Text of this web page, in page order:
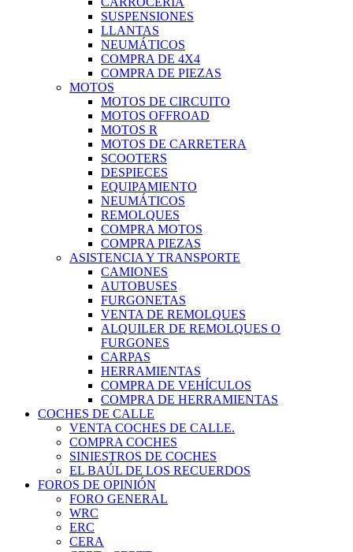
SUSPENSIONES
LLANTAS
NEUMÁTICOS
COMPRA DE 4X4
COMPRA DE PIEZAS
MOTOS
MOTOS DE CIRCUITO
MOTOS OFFROAD
MOTOS R
MOTOS DE CARRETERA
SCOOTERS
DESPIECES
EQUIPAMIENTO
NEUMÁTICOS
REMOLQUES
COMPRA MOTOS
COMPRA PIEZAS
ASISTENCIA Y TRANSPORTE
CAMIONES
AUTOBUSES
FURGONETAS
VENTA DE REMOLQUES
ALQUILER DE REMOLQUES O
FURGONES
CARPAS
HERRAMIENTAS
COMPRA DE VEHÍCULOS
COMPRA DE HERRAMIENTAS
COCHES DE CALLE
VENTA COCHES DE CALLE.
COMPRA COCHES
SINIESTROS DE COCHES
EL BAÚL DE LOS RECUERDOS
FOROS DE OPINIÓN
FORO GENERAL
WRC
ERC
CERA